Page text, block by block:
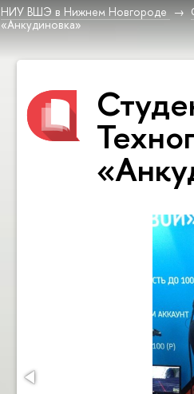
НИУ ВШЭ в Нижнем Новгороде
«Анкудиновка»